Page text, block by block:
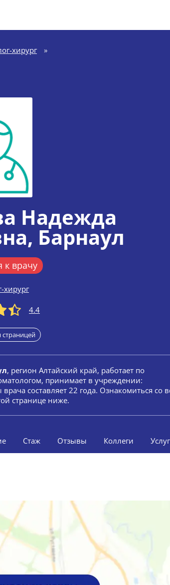
хирург
»
Надежда
, Барнаул
к врачу
хирург
4.4
страницей
, регион Алтайский край, работает по
принимает в учреждении:
составляет 22 года. Ознакомиться со
странице ниже.
Стаж Отзывы Коллеги